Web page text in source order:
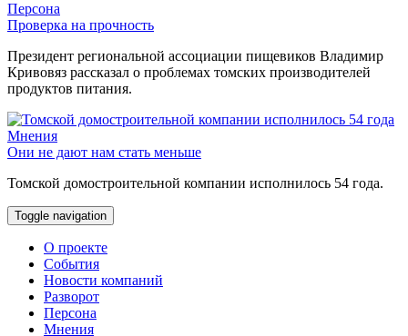
Персона
Проверка на прочность
Президент региональной ассоциации пищевиков Владимир
Кривовяз рассказал о проблемах томских производителей
продуктов питания.
Мнения
Они не дают нам стать меньше
Томской домостроительной компании исполнилось 54 года.
Toggle navigation
О проекте
События
Новости компаний
Разворот
Персона
Мнения